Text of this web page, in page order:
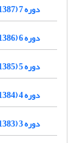
دوره 7 (1387)
دوره 6 (1386)
دوره 5 (1385)
دوره 4 (1384)
دوره 3 (1383)